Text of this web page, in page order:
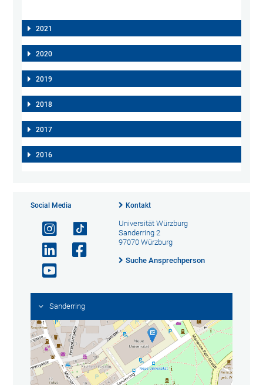
2021
2020
2019
2018
2017
2016
Social Media Kontakt
Universität Würzburg
Sanderring 2
97070 Würzburg
Suche Ansprechperson
Sanderring